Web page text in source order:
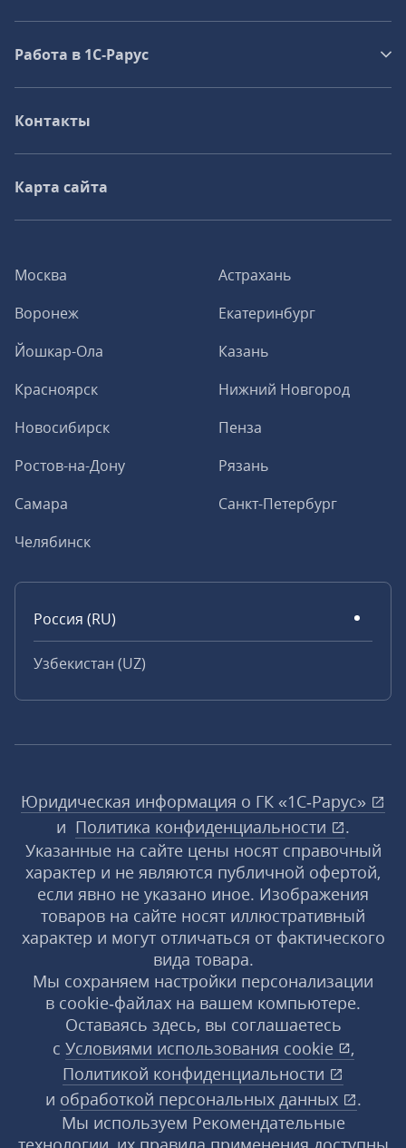
Москва
Астрахань
Воронеж
Екатеринбург
Йошкар-Ола
Казань
Красноярск
Нижний Новгород
Новосибирск
Пенза
Ростов-на-Дону
Рязань
Самара
Санкт-Петербург
Челябинск
Россия (RU)
Узбекистан (UZ)
Работа в 1С‑Рарус
Контакты
Карта сайта
Юридическая информация о ГК «1С‑Рарус»
и Политика конфиденциальности
.
Указанные на сайте цены носят справочный
характер и не являются публичной офертой,
если явно не указано иное. Изображения
товаров на сайте носят иллюстративный
характер и могут отличаться от фактического
вида товара.
Мы сохраняем настройки персонализации
в cookie‑файлах на вашем компьютере.
Оставаясь здесь, вы соглашаетесь
с Условиями использования cookie
,
Политикой конфиденциальности
и обработкой персональных данных
.
Мы используем Рекомендательные